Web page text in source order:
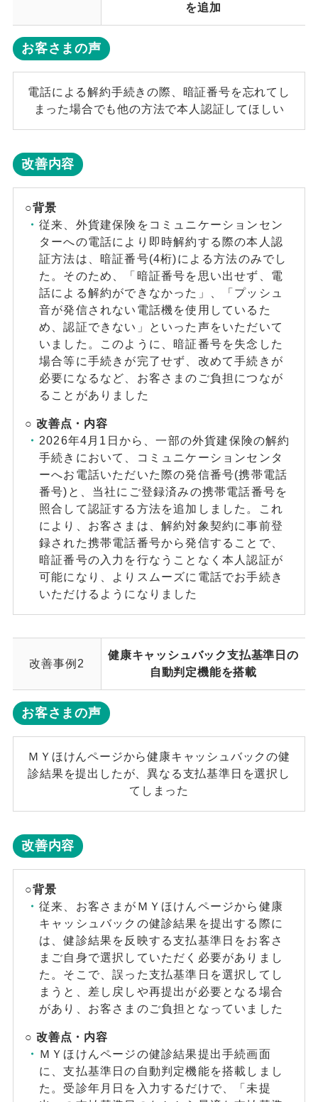
を追加
お客さまの声
電話による解約手続きの際、暗証番号を忘れてし
まった場合でも他の方法で本人認証してほしい
改善内容
○背景
従来、外貨建保険をコミュニケーションセン
ターへの電話により即時解約する際の本人認
証方法は、暗証番号(4桁)による方法のみでし
た。そのため、「暗証番号を思い出せず、電
話による解約ができなかった」、「プッシュ
音が発信されない電話機を使用しているた
め、認証できない」といった声をいただいて
いました。このように、暗証番号を失念した
場合等に手続きが完了せず、改めて手続きが
必要になるなど、お客さまのご負担につなが
ることがありました
○ 改善点・内容
2026年4月1日から、一部の外貨建保険の解約
手続きにおいて、コミュニケーションセンタ
ーへお電話いただいた際の発信番号(携帯電話
番号)と、当社にご登録済みの携帯電話番号を
照合して認証する方法を追加しました。これ
により、お客さまは、解約対象契約に事前登
録された携帯電話番号から発信することで、
暗証番号の入力を行なうことなく本人認証が
可能になり、よりスムーズに電話でお手続き
いただけるようになりました
改善事例2
健康キャッシュバック支払基準日の
自動判定機能を搭載
お客さまの声
ＭＹほけんページから健康キャッシュバックの健
診結果を提出したが、異なる支払基準日を選択し
てしまった
改善内容
○背景
従来、お客さまがＭＹほけんページから健康
キャッシュバックの健診結果を提出する際に
は、健診結果を反映する支払基準日をお客さ
まご自身で選択していただく必要がありまし
た。そこで、誤った支払基準日を選択してし
まうと、差し戻しや再提出が必要となる場合
があり、お客さまのご負担となっていました
○ 改善点・内容
ＭＹほけんページの健診結果提出手続画面
に、支払基準日の自動判定機能を搭載しまし
た。受診年月日を入力するだけで、「未提